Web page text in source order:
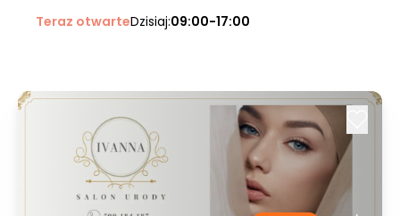
Teraz otwarteDzisiaj:09:00-17:00